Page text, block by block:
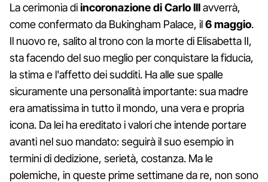
La cerimonia diincoronazione di Carlo IIIavverrà,
come confermato da Bukingham Palace, il6 maggio.
Il nuovo re, salito al trono con la morte di Elisabetta II,
sta facendo del suo meglio per conquistare la fiducia,
la stima e l'affetto dei sudditi. Ha alle sue spalle
sicuramente una personalità importante: sua madre
era amatissima in tutto il mondo, una vera e propria
icona. Da lei ha ereditato i valori che intende portare
avanti nel suo mandato: seguirà il suo esempio in
termini di dedizione, serietà, costanza. Ma le
polemiche, in queste prime settimane da re, non sono